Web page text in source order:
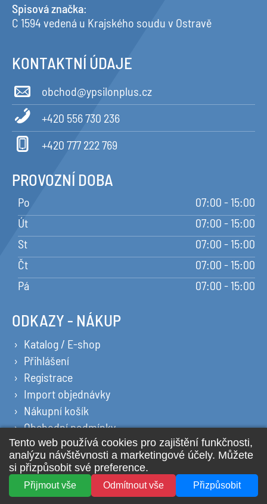
Spisová značka:
C 1594 vedená u Krajského soudu v Ostravě
KONTAKTNÍ ÚDAJE
obchod@ypsilonplus.cz
+420 556 730 236
+420 777 222 769
PROVOZNÍ DOBA
Po
07:00 - 15:00
Út
07:00 - 15:00
St
07:00 - 15:00
Čt
07:00 - 15:00
Pá
07:00 - 15:00
ODKAZY - NÁKUP
Katalog / E-shop
Přihlášení
Registrace
Import objednávky
Nákupní košík
Obchodní podmínky
Ochrana osobních údajů
Prohlášení o cookies
2026 © All Rights Reserved YPSILON PLUS s.r.o.